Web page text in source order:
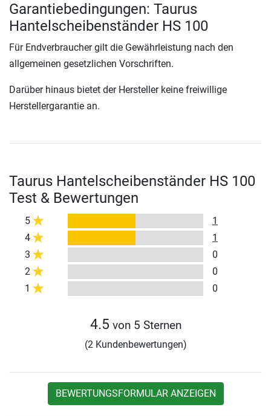
Garantiebedingungen: Taurus
Hantelscheibenständer HS 100
Für Endverbraucher gilt die Gewährleistung nach den
allgemeinen gesetzlichen Vorschriften.
Darüber hinaus bietet der Hersteller keine freiwillige
Herstellergarantie an.
Taurus Hantelscheibenständer HS 100
Test & Bewertungen
5
1
4
1
3
0
2
0
1
0
4.5 von 5 Sternen
(2 Kundenbewertungen)
BEWERTUNGSFORMULAR ANZEIGEN